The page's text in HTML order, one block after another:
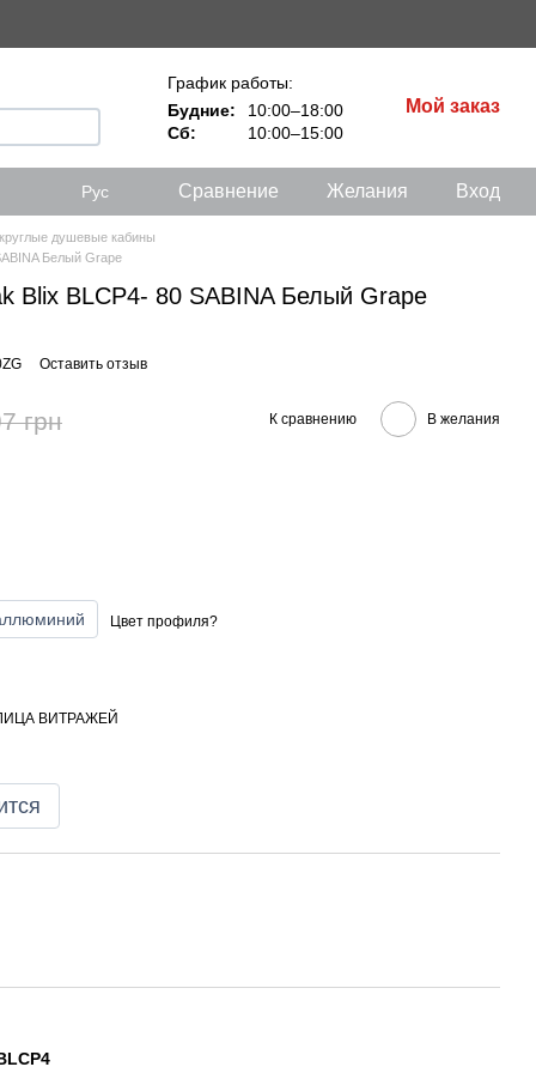
График работы:
Будние:
10:00–18:00
Сб:
10:00–15:00
Мой заказ
Рус Сравнение Желания Вход
душевые кабины
Белый Grape
Blix BLCP4- 80 SABINA Белый Grape
Оставить отзыв
грн К сравнению В желания
Цвет профиля?
ВИТРАЖЕЙ